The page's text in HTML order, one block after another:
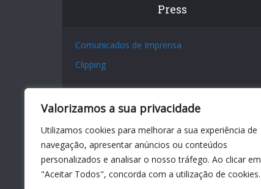
Valorizamos a sua privacidade
Utilizamos cookies para melhorar a sua experiência de
navegação, apresentar anúncios ou conteúdos
personalizados e analisar o nosso tráfego. Ao clicar em
"Aceitar Todos", concorda com a utilização de cookies.
Press
Comunicados de Imprensa
Clipping